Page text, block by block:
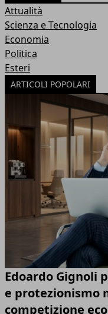
Attualità
Scienza e Tecnologia
Economia
Politica
Esteri
ARTICOLI POPOLARI
Edoardo Gignoli
e protezionismo
competizione